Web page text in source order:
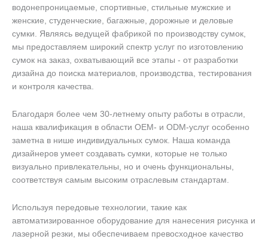
водонепроницаемые, спортивные, стильные мужские и
женские, студенческие, багажные, дорожные и деловые
сумки. Являясь ведущей фабрикой по производству сумок,
мы предоставляем широкий спектр услуг по изготовлению
сумок на заказ, охватывающий все этапы - от разработки
дизайна до поиска материалов, производства, тестирования
и контроля качества.
Благодаря более чем 30-летнему опыту работы в отрасли,
наша квалификация в области OEM- и ODM-услуг особенно
заметна в нише индивидуальных сумок. Наша команда
дизайнеров умеет создавать сумки, которые не только
визуально привлекательны, но и очень функциональны,
соответствуя самым высоким отраслевым стандартам.
Используя передовые технологии, такие как
автоматизированное оборудование для нанесения рисунка и
лазерной резки, мы обеспечиваем превосходное качество